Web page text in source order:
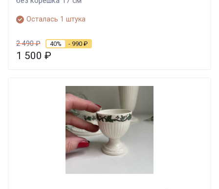
Осталась 1 штука
2 490₽ 40% - 990 ₽
1 500 ₽